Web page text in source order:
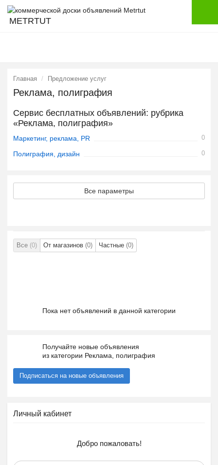
METRTUT
Главная Предложение услуг
Реклама, полиграфия
Сервис бесплатных объявлений: рубрика
«Реклама, полиграфия»
Маркетинг, реклама, PR 0
Полиграфия, дизайн 0
Все параметры
Все (0) От магазинов (0) Частные (0)
Пока нет объявлений в данной категории
Получайте новые объявления
из категории Реклама, полиграфия
Подписаться на новые объявления
Личный кабинет
Добро пожаловать!